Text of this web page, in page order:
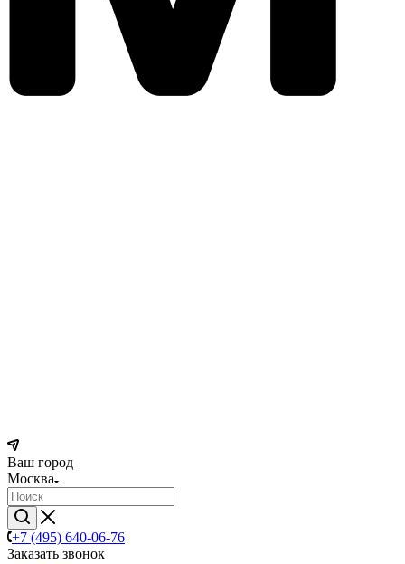
Ваш город
Москва
+7 (495) 640-06-76
Заказать звонок